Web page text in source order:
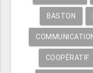
BASTON
COOPÉRATIF